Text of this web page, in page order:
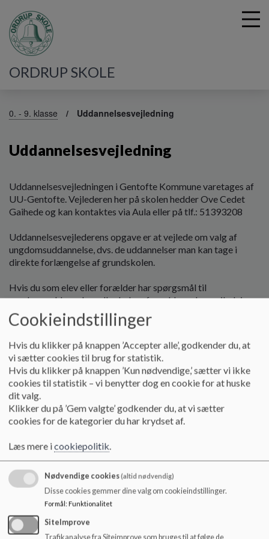
d
ORDRUP SKOLE
0. - 9. klasse Uddannelsesvejledning
Uddannelsesvejledning
Uddannelsesvejledningen i Gentofte Kommune varetages af
UU-Gentofte. Vejlederen her på skolen hedder Ove Cedet
Gaihede og kan kontaktes via Aula eller på tlf.: 51393208
Uddannelsesvejlederens opgave er at vejlede om valg af
ungdomsuddannelse, dvs. de uddannelser man kan tage i
direkte forlængelse af grundskolen.
Hvis du som elev eller forælder har spørgsmål til
ungdomsuddannelser eller behov for uddannelsesvejledning,
er du altid velkommen til at kontakte skolens vejleder.
Uddannelsesvejledning i grundskolen
Som elever og forældre møder I uddannelsesvejlederen i
både 7., 8. og 9. klasse, hvor I blandt andet vil blive inviteret
til dialogmøde om uddannelsesmuligheder og valgprocessen.
Derudover vil eleverne blive tilbudt individuelle
vejledningssamtaler og klassevis deltage i forskellige events
samarbejder desuden med skolens lærere om at identificere
elever med behov for en målrettet skole- og
vejledningsindsats med henblik på at sikre eleverne et
grundlag for at vælge, påbegynde og gennemføre en
ungdomsuddannelse.
I kan læse mere om uddannelsesvejledningen og bl.a. danne
Cookieindstillinger
Hvis du klikker på knappen ’Accepter alle’, godkender du, at
vi sætter cookies til brug for statistik.
Hvis du klikker på knappen ’Kun nødvendige,’ sætter vi ikke
cookies til statistik – vi benytter dog en cookie for at huske
dit valg.
Klikker du på ’Gem valgte’ godkender du, at vi sætter
cookies for de kategorier du har krydset af.
Læs mere icookiepolitik.
Nødvendige cookies(altid nødvendig)
Disse cookies gemmer dine valg om cookieindstillinger.
Formål: Funktionalitet
SiteImprove